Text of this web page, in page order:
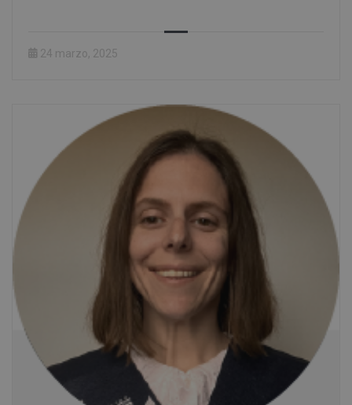
24 marzo, 2025